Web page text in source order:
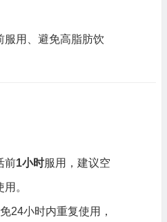
服用、避免高脂肪饮
前1小时服用，建议空
。
免24小时内重复使用，